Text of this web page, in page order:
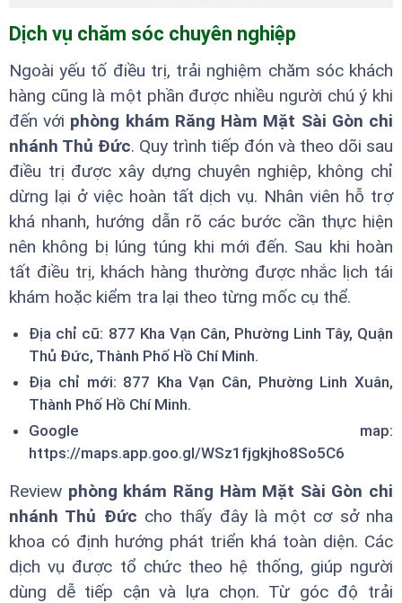
Dịch vụ chăm sóc chuyên nghiệp
Ngoài yếu tố điều trị, trải nghiệm chăm sóc khách
hàng cũng là một phần được nhiều người chú ý khi
đến với phòng khám Răng Hàm Mặt Sài Gòn chi
nhánh Thủ Đức. Quy trình tiếp đón và theo dõi sau
điều trị được xây dựng chuyên nghiệp, không chỉ
dừng lại ở việc hoàn tất dịch vụ. Nhân viên hỗ trợ
khá nhanh, hướng dẫn rõ các bước cần thực hiện
nên không bị lúng túng khi mới đến. Sau khi hoàn
tất điều trị, khách hàng thường được nhắc lịch tái
khám hoặc kiểm tra lại theo từng mốc cụ thể.
Địa chỉ cũ: 877 Kha Vạn Cân, Phường Linh Tây, Quận
Thủ Đức, Thành Phố Hồ Chí Minh.
Địa chỉ mới: 877 Kha Vạn Cân, Phường Linh Xuân,
Thành Phố Hồ Chí Minh.
Google map:
https://maps.app.goo.gl/WSz1fjgkjho8So5C6
Review phòng khám Răng Hàm Mặt Sài Gòn chi
nhánh Thủ Đức cho thấy đây là một cơ sở nha
khoa có định hướng phát triển khá toàn diện. Các
dịch vụ được tổ chức theo hệ thống, giúp người
dùng dễ tiếp cận và lựa chọn. Từ góc độ trải